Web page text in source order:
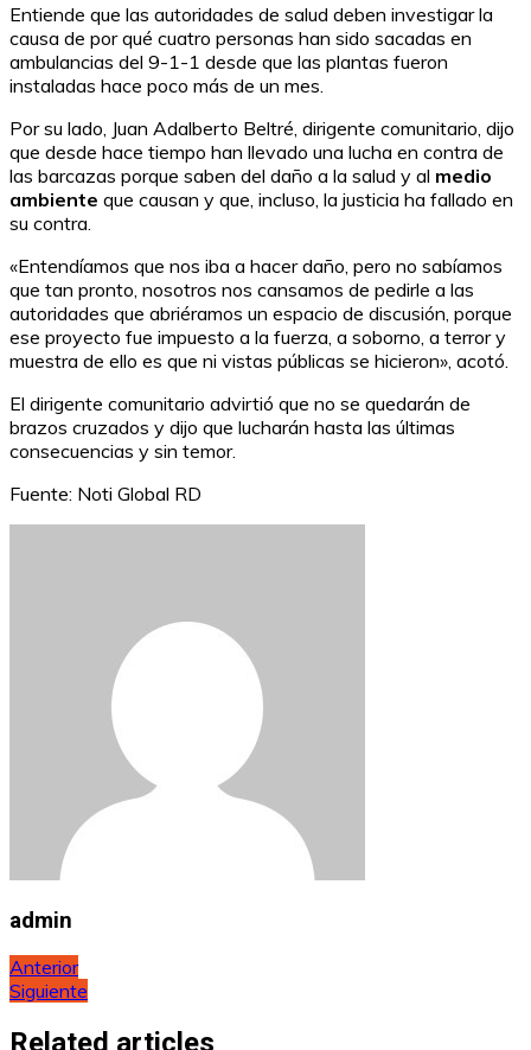
Entiende que las autoridades de salud deben investigar la
causa de por qué cuatro personas han sido sacadas en
ambulancias del 9-1-1 desde que las plantas fueron
instaladas hace poco más de un mes.
Por su lado, Juan Adalberto Beltré, dirigente comunitario, dijo
que desde hace tiempo han llevado una lucha en contra de
las barcazas porque saben del daño a la salud y al medio
ambiente que causan y que, incluso, la justicia ha fallado en
su contra.
«Entendíamos que nos iba a hacer daño, pero no sabíamos
que tan pronto, nosotros nos cansamos de pedirle a las
autoridades que abriéramos un espacio de discusión, porque
ese proyecto fue impuesto a la fuerza, a soborno, a terror y
muestra de ello es que ni vistas públicas se hicieron», acotó.
El dirigente comunitario advirtió que no se quedarán de
brazos cruzados y dijo que lucharán hasta las últimas
consecuencias y sin temor.
Fuente: Noti Global RD
admin
Navegación
de
entradas
Anterior
Siguiente
Related articles